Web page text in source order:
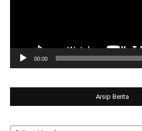
00:00
Arsip Berita
Arsip